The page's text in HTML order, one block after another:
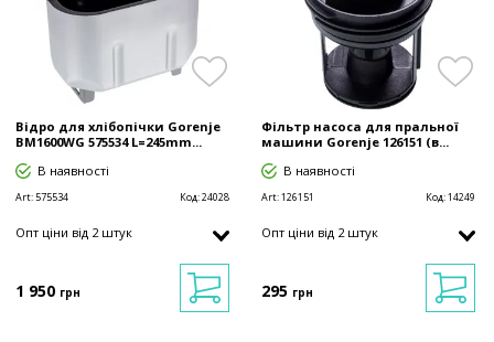
Відро для хлібопічки Gorenje
BM1600WG 575534 L=245mm...
В наявності
Art:575534 Код:24028
Опт ціни від 2 штук
1 950 грн
Фільтр насоса для пральної
машини Gorenje 126151 (в...
В наявності
Art:126151 Код:14249
Опт ціни від 2 штук
295 грн